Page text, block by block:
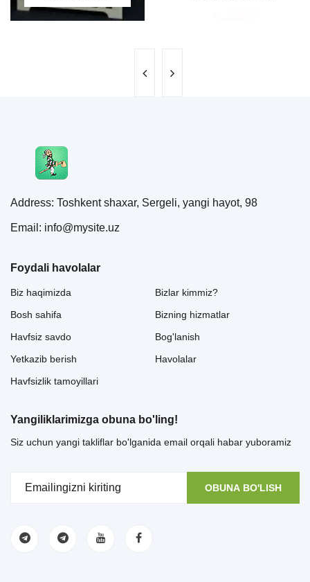
Address: Toshkent shaxar, Sergeli, yangi hayot, 98
Email: info@mysite.uz
Foydali havolalar
Biz haqimizda
Bosh sahifa
Havfsiz savdo
Yetkazib berish
Havfsizlik tamoyillari
Bizlar kimmiz?
Bizning hizmatlar
Bog'lanish
Havolalar
Yangiliklarimizga obuna bo'ling!
Siz uchun yangi takliflar bo'lganida email orqali habar yuboramiz
OBUNA BO'LISH